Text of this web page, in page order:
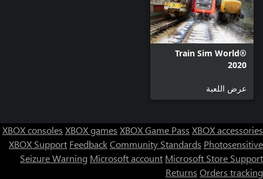
Train Sim World®
2020
عرض اللعبة
XBOX consoles XBOX games XBOX Game Pass XBOX accessories
XBOX Support FeedbackCommunity Standards Photosensitive
Seizure Warning Microsoft account Microsoft Store Support
Returns Orders tracking